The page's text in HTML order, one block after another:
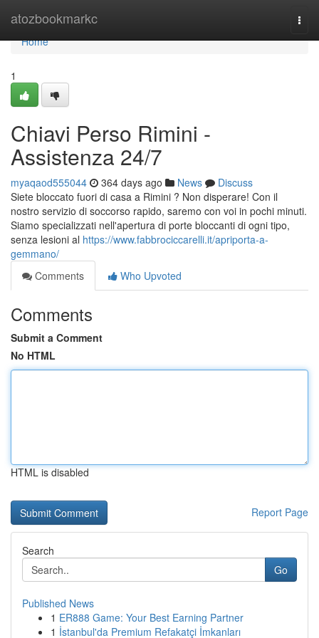
atozbookmarkc
Home
Home
1
Chiavi Perso Rimini -
Assistenza 24/7
myaqaod555044 364 days ago News
Discuss
Siete bloccato fuori di casa a Rimini ? Non disperare! Con il
nostro servizio di soccorso rapido, saremo con voi in pochi minuti.
Siamo specializzati nell'apertura di porte bloccanti di ogni tipo,
senza lesioni al https://www.fabbrociccarelli.it/apriporta-a-
gemmano/
Comments
Who Upvoted
Comments
Submit a Comment
No HTML
HTML is disabled
Report Page
Search
Go
Published News
1 ER888 Game: Your Best Earning Partner
1 İstanbul'da Premium Refakatçi İmkanları